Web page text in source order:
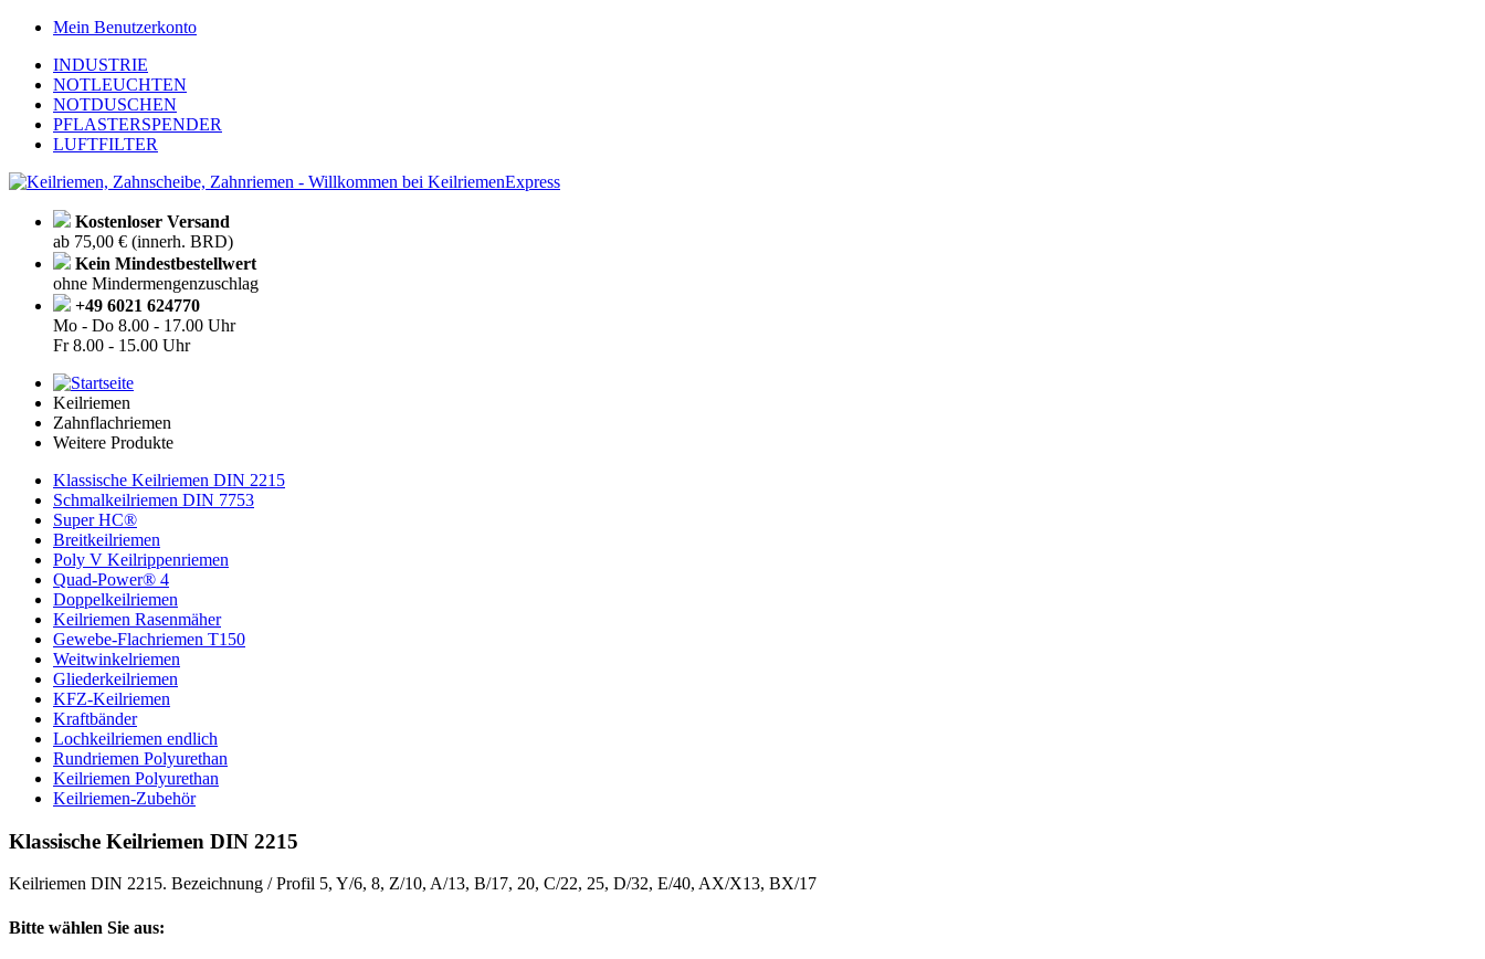
Mein Benutzerkonto
INDUSTRIE
NOTLEUCHTEN
NOTDUSCHEN
PFLASTERSPENDER
LUFTFILTER
Kostenloser Versand
ab 75,00 € (innerh. BRD)
Kein Mindestbestellwert
ohne Mindermengenzuschlag
+49 6021 624770
Mo - Do 8.00 - 17.00 Uhr
Fr8.00 - 15.00 Uhr
Keilriemen
Zahnflachriemen
Weitere Produkte
Klassische Keilriemen DIN 2215
Schmalkeilriemen DIN 7753
Super HC®
Breitkeilriemen
Poly V Keilrippenriemen
Quad-Power® 4
Doppelkeilriemen
Keilriemen Rasenmäher
Gewebe-Flachriemen T150
Weitwinkelriemen
Gliederkeilriemen
KFZ-Keilriemen
Kraftbänder
Lochkeilriemen endlich
Rundriemen Polyurethan
Keilriemen Polyurethan
Keilriemen-Zubehör
Klassische Keilriemen DIN 2215
Keilriemen DIN 2215. Bezeichnung / Profil 5, Y/6, 8, Z/10, A/13, B/17, 20, C/22, 25, D/32, E/40, AX/X13, BX/17
Bitte wählen Sie aus: